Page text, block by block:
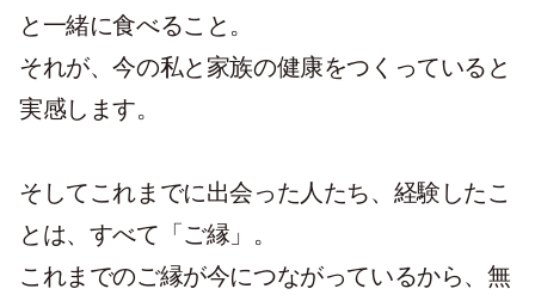
と一緒に食べること。
それが、今の私と家族の健康をつくっていると
実感します。
そしてこれまでに出会った人たち、経験したこ
とは、すべて「ご縁」。
これまでのご縁が今につながっているから、無